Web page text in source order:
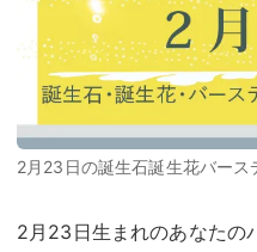
2月23日の誕生石誕生花バー
2月23日生まれのあなたの